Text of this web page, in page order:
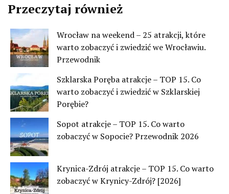
Przeczytaj również
Wrocław na weekend – 25 atrakcji, które
warto zobaczyć i zwiedzić we Wrocławiu.
Przewodnik
Szklarska Poręba atrakcje – TOP 15. Co
warto zobaczyć i zwiedzić w Szklarskiej
Porębie?
Sopot atrakcje – TOP 15. Co warto
zobaczyć w Sopocie? Przewodnik 2026
Krynica-Zdrój atrakcje – TOP 15. Co warto
zobaczyć w Krynicy-Zdrój? [2026]